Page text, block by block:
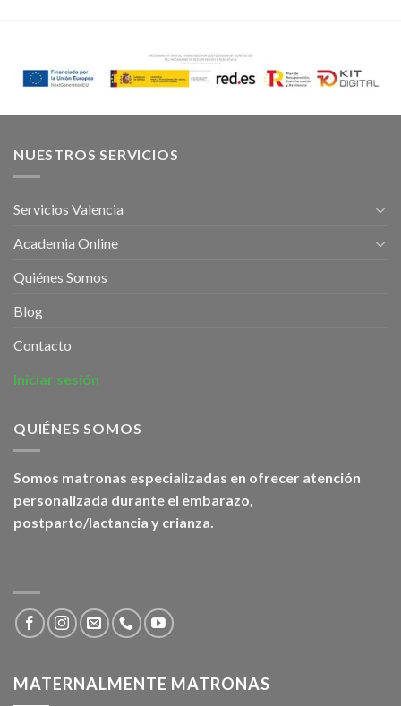
NUESTROS SERVICIOS
Servicios Valencia
Academia Online
Quiénes Somos
Blog
Contacto
Iniciar sesión
QUIÉNES SOMOS
Somos matronas especializadas en ofrecer atención
personalizada durante el embarazo,
postparto/lactancia y crianza.
MATERNALMENTE MATRONAS